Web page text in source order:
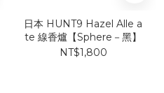
日本 HUNT9 Hazel Alle a
te 線香爐【Sphere－黑】
NT$1,800